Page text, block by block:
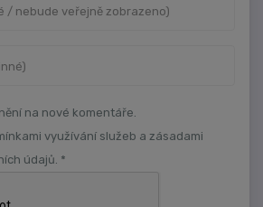
na nové komentáře.
využívání služeb a zásadami
údajů. *